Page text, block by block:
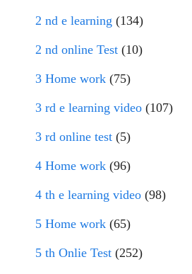
2 nd e learning (134)
2 nd online Test (10)
3 Home work (75)
3 rd e learning video (107)
3 rd online test (5)
4 Home work (96)
4 th e learning video (98)
5 Home work (65)
5 th Onlie Test (252)